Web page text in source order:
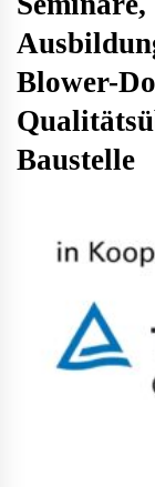
Blower-
Baustelle